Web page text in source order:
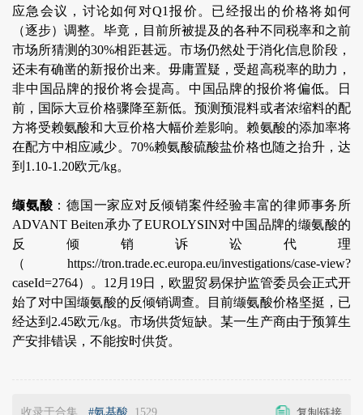
应急会议，讨论如何对Q1报价。已经报出的价格将如何
（逐步）调整。毕竟，目前所被提及的各种不同税率和之前
市场所猜测的30%相距甚远。市场仍然处于消化信息阶段，
还未有确凿的新报价出来。毋庸置疑，受超高税率的助力，
非中国品牌的报价将会提高。中国品牌的报价将偏低。日
前，国际大豆价格骤降至新低。预测预混料或者浓缩料的配
方将受赖氨酸和大豆价格大幅价差影响。赖氨酸的添加率将
在配方中相应减少。70%赖氨酸硫酸盐价格也随之抬升，达
到1.10-1.20欧元/kg。
缬氨酸 ：德国一家应对反倾销案件经验丰富的律师事务所
ADVANT Beiten承办了EUROLYSIN对中国品牌的缬氨酸的
反倾销诉讼代理
（https://tron.trade.ec.europa.eu/investigations/case-view?
caseId=2764）。12月19日，欧盟贸易保护监管委员会正式开
始了对中国缬氨酸的反倾销调查。目前缬氨酸价格坚挺，已
经达到2.45欧元/kg。市场供货短缺。某一生产商由于预算生
产安排错误，不能按时供货。
收录于合集 #氨基酸 1529